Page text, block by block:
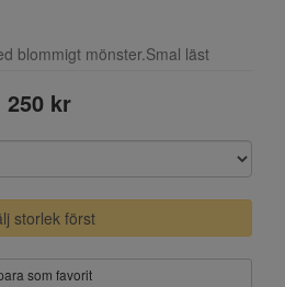
blommigt mönster.Smal läst
250 kr
storlek först
som favorit